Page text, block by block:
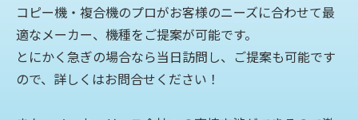
コピー機・複合機のプロがお客様のニーズに合わせて最
適なメーカー、機種をご提案が可能です。
とにかく急ぎの場合なら当日訪問し、ご提案も可能です
ので、詳しくはお問合せください！